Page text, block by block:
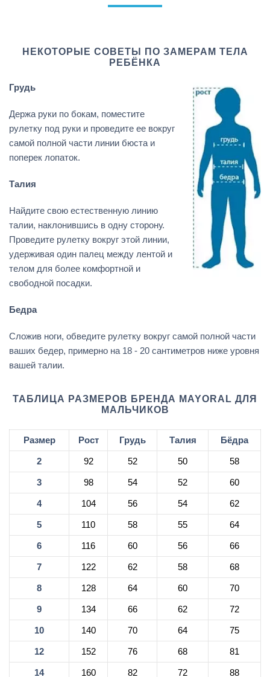
НЕКОТОРЫЕ СОВЕТЫ ПО ЗАМЕРАМ ТЕЛА
РЕБЁНКА
Грудь
Держа руки по бокам, поместите
рулетку под руки и проведите ее вокруг
самой полной части линии бюста и
поперек лопаток.
Талия
Найдите свою естественную линию
талии, наклонившись в одну сторону.
Проведите рулетку вокруг этой линии,
удерживая один палец между лентой и
телом для более комфортной и
свободной посадки.
Бедра
Сложив ноги, обведите рулетку вокруг самой полной части
ваших бедер, примерно на 18 - 20 сантиметров ниже уровня
вашей талии.
ТАБЛИЦА РАЗМЕРОВ БРЕНДА MAYORAL ДЛЯ
МАЛЬЧИКОВ
Размер Рост Грудь Талия Бёдра
2 92 52 50 58
3 98 54 52 60
4 104 56 54 62
5 110 58 55 64
6 116 60 56 66
7 122 62 58 68
8 128 64 60 70
9 134 66 62 72
10 140 70 64 75
12 152 76 68 81
14 160 82 72 88